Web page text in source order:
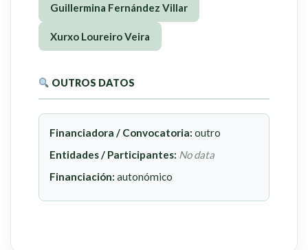
Guillermina Fernández Villar
Xurxo Loureiro Veira
OUTROS DATOS
Financiadora / Convocatoria: outro
Entidades / Participantes: No data
Financiación: autonómico